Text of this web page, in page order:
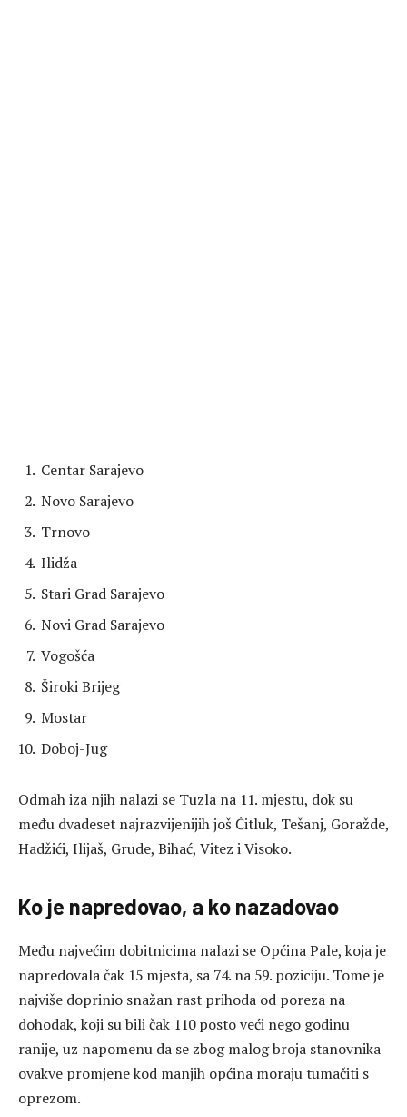
Centar Sarajevo
Novo Sarajevo
Trnovo
Ilidža
Stari Grad Sarajevo
Novi Grad Sarajevo
Vogošća
Široki Brijeg
Mostar
Doboj-Jug
Odmah iza njih nalazi se Tuzla na 11. mjestu, dok su
među dvadeset najrazvijenijih još Čitluk, Tešanj, Goražde,
Hadžići, Ilijaš, Grude, Bihać, Vitez i Visoko.
Ko je napredovao, a ko nazadovao
Među najvećim dobitnicima nalazi se Općina Pale, koja je
napredovala čak 15 mjesta, sa 74. na 59. poziciju. Tome je
najviše doprinio snažan rast prihoda od poreza na
dohodak, koji su bili čak 110 posto veći nego godinu
ranije, uz napomenu da se zbog malog broja stanovnika
ovakve promjene kod manjih općina moraju tumačiti s
oprezom.